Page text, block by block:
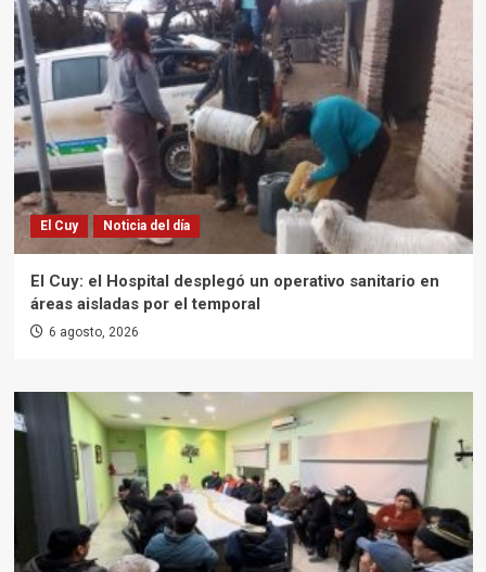
El Cuy Noticia del día
El Cuy: el Hospital desplegó un operativo sanitario en
áreas aisladas por el temporal
6 agosto, 2026